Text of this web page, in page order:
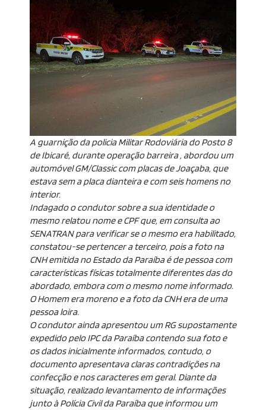
A guarnição da policia Militar Rodoviária do Posto 8
de Ibicaré, durante operação barreira , abordou um
automóvel GM/Classic com placas de Joaçaba, que
estava sem a placa dianteira e com seis homens no
interior.
Indagado o condutor sobre a sua identidade o
mesmo relatou nome e CPF que, em consulta ao
SENATRAN para verificar se o mesmo era habilitado,
constatou-se pertencer a terceiro, pois a foto na
CNH emitida no Estado da Paraíba é de pessoa com
características físicas totalmente diferentes das do
abordado, embora com o mesmo nome informado.
O Homem era moreno e a foto da CNH era de uma
pessoa loira.
O condutor ainda apresentou um RG supostamente
expedido pelo IPC da Paraíba contendo sua foto e
os dados inicialmente informados, contudo, o
documento apresentava claras contradições na
confecção e nos caracteres em geral. Diante da
situação, realizado levantamento de informações
junto à Polícia Civil da Paraíba que informou um